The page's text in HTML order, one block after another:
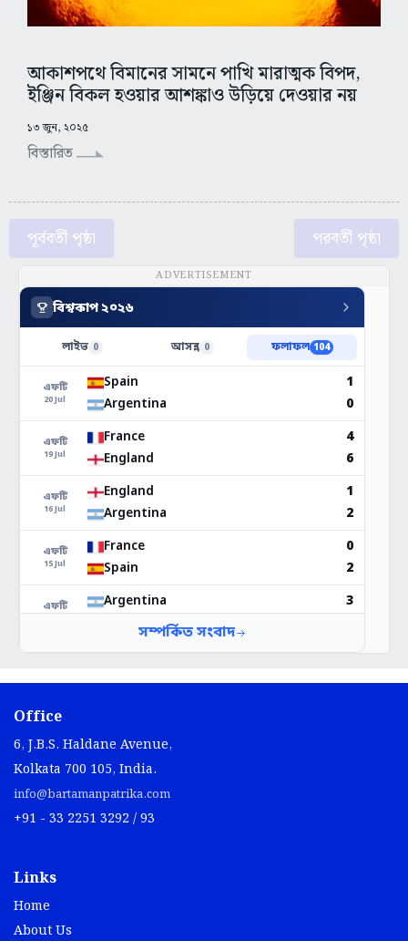
আকাশপথে বিমানের সামনে পাখি মারাত্মক বিপদ,
ইঞ্জিন বিকল হওয়ার আশঙ্কাও উড়িয়ে দেওয়ার নয়
১৩ জুন, ২০২৫
বিস্তারিত
পূর্ববর্তী পৃষ্ঠা পরবর্তী পৃষ্ঠা
ADVERTISEMENT
Office
6, J.B.S. Haldane Avenue,
Kolkata 700 105, India.
info@bartamanpatrika.com
+91 - 33 2251 3292 / 93
Links
Home
About Us